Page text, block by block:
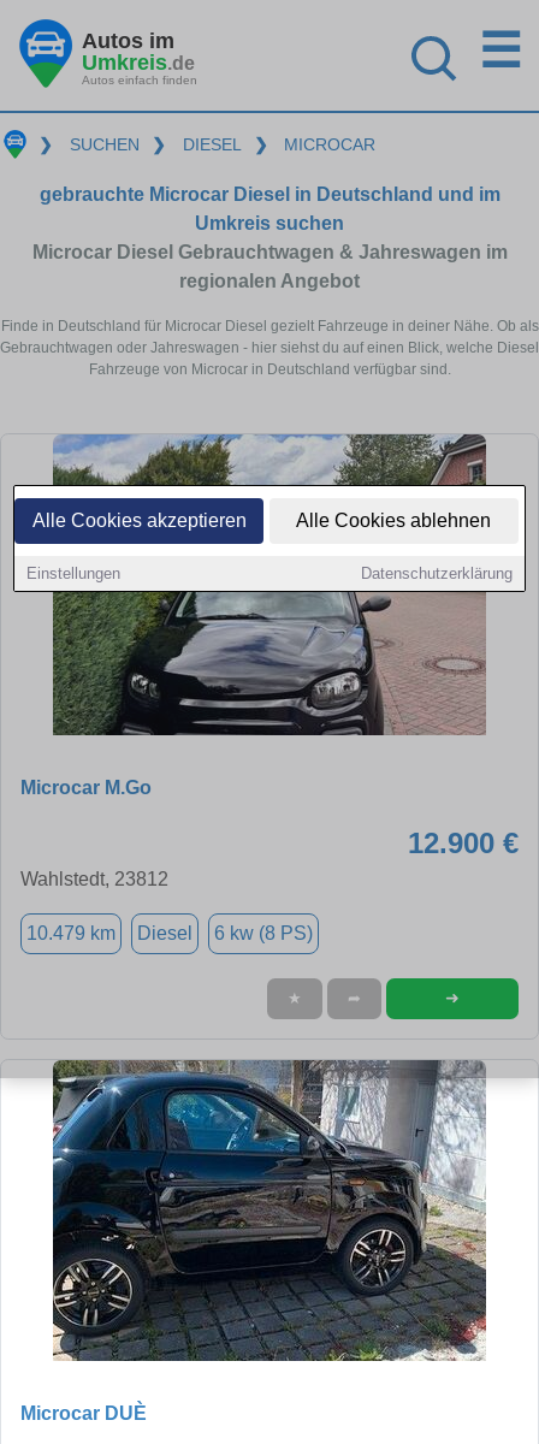
Alle Cookies akzeptieren Alle Cookies ablehnen
Einstellungen Datenschutzerklärung
Autos im
Umkreis.de
Autos einfach finden
☰
❯ SUCHEN ❯ DIESEL ❯ MICROCAR
gebrauchte Microcar Diesel in Deutschland und im
Umkreis suchen
Microcar Diesel Gebrauchtwagen & Jahreswagen im
regionalen Angebot
Finde in Deutschland für Microcar Diesel gezielt Fahrzeuge in deiner Nähe. Ob als
Gebrauchtwagen oder Jahreswagen - hier siehst du auf einen Blick, welche Diesel
Fahrzeuge von Microcar in Deutschland verfügbar sind.
Microcar M.Go
12.900 €
Wahlstedt, 23812
10.479 km Diesel 6 kw (8 PS)
★ ➦ ➜
Microcar DUÈ